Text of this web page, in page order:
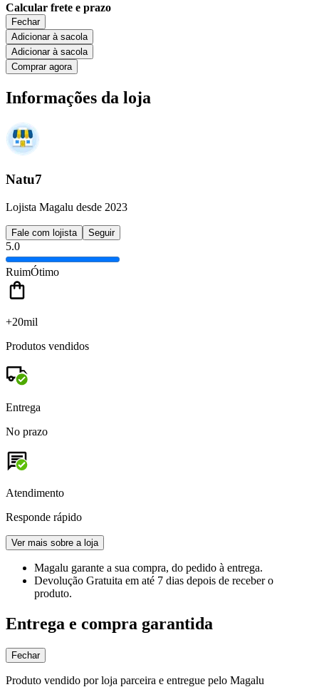
Calcular frete e prazo
Fechar
Adicionar à sacola
Adicionar à sacola
Comprar agora
Informações da loja
Natu7
Lojista Magalu desde 2023
Fale com lojista Seguir
5.0
RuimÓtimo
+20mil
Produtos vendidos
Entrega
No prazo
Atendimento
Responde rápido
Ver mais sobre a loja
Magalu garante a sua compra, do pedido à entrega.
Devolução Gratuita em até 7 dias depois de receber o
produto.
Entrega e compra garantida
Fechar
Produto vendido por loja parceira e entregue pelo Magalu